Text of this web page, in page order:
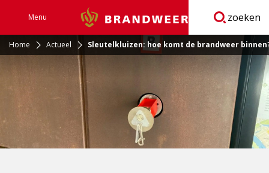
Menu Brandweer zoeken
Home Actueel Sleutelkluizen: hoe komt de brandweer